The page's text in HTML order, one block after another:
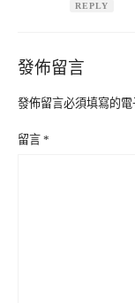
REPLY
發佈留言
發佈留言必須填寫的
留言 *